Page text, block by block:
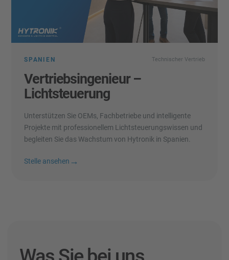
SPANIEN Technischer Vertrieb
Vertriebsingenieur –
Lichtsteuerung
Unterstützen Sie OEMs, Fachbetriebe und intelligente
Projekte mit professionellem Lichtsteuerungswissen und
begleiten Sie das Wachstum von Hytronik in Spanien.
Stelle ansehen →